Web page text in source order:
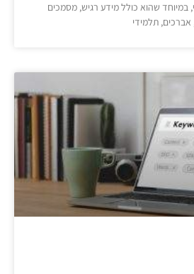
שהוא כולל מידע רגיש, מסמכים
תלמידי